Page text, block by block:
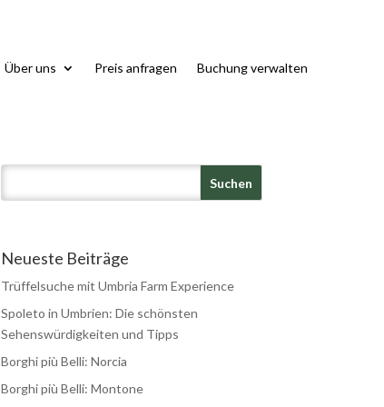
Über uns Preis anfragen Buchung verwalten
Neueste Beiträge
Trüffelsuche mit Umbria Farm Experience
Spoleto in Umbrien: Die schönsten
Sehenswürdigkeiten und Tipps
Borghi più Belli: Norcia
Borghi più Belli: Montone